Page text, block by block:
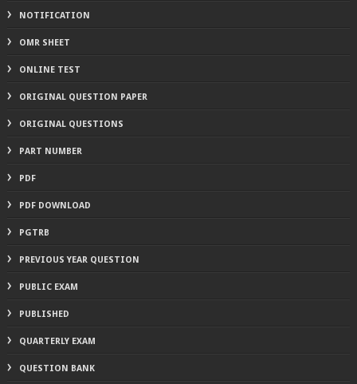
NOTIFICATION
OMR SHEET
ONLINE TEST
ORIGINAL QUESTION PAPER
ORIGINAL QUESTIONS
PART NUMBER
PDF
PDF DOWNLOAD
PGTRB
PREVIOUS YEAR QUESTION
PUBLIC EXAM
PUBLISHED
QUARTERLY EXAM
QUESTION BANK